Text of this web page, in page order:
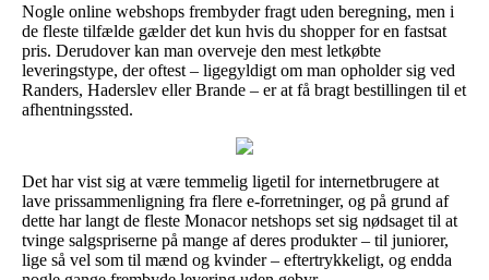
Nogle online webshops frembyder fragt uden beregning, men i
de fleste tilfælde gælder det kun hvis du shopper for en fastsat
pris. Derudover kan man overveje den mest letkøbte
leveringstype, der oftest – ligegyldigt om man opholder sig ved
Randers, Haderslev eller Brande – er at få bragt bestillingen til et
afhentningssted.
Det har vist sig at være temmelig ligetil for internetbrugere at
lave prissammenligning fra flere e-forretninger, og på grund af
dette har langt de fleste Monacor netshops set sig nødsaget til at
tvinge salgspriserne på mange af deres produkter – til juniorer,
lige så vel som til mænd og kvinder – eftertrykkeligt, og endda